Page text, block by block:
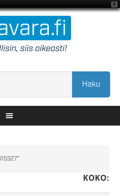
X
Haku
KOKO: